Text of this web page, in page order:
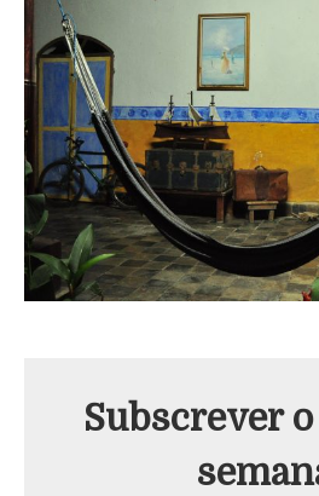
Subscrever